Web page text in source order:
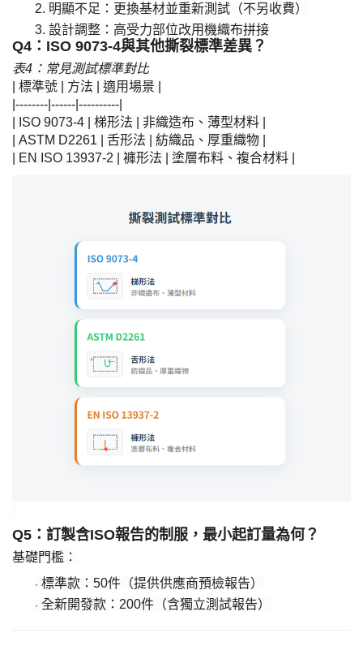
2. 明顯不足：更換基材並重新測試（不另收費）
3. 設計調整：高受力部位改用機織布拼接
​Q4：ISO 9073-4與其他撕裂標準差異？​
表4：常見測試標準對比
| 標準號 | 方法 | 適用場景 |
|--------|------|----------|
| ISO 9073-4 | 梯形法 | 非織造布、薄型材料 |
| ASTM D2261 | 舌形法 | 紡織品、厚重織物 |
| EN ISO 13937-2 | 褲形法 | 塗層布料、複合材料 |
​Q5：訂製含ISO報告的制服，最小起訂量為何？​
基礎門檻：
· 標準款： 50件（提供供應商預檢報告）
· 全新開發款： 200件（含獨立測試報告）